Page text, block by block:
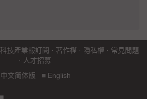
科技產業報訂閱 · 著作權 · 隱私權 · 常見問題
· 人才招募
中文简体版 ■ English